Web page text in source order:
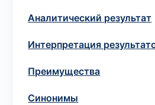
Аналитический результат
Интерпретация
Преимущества
Синонимы
Номер телефона*